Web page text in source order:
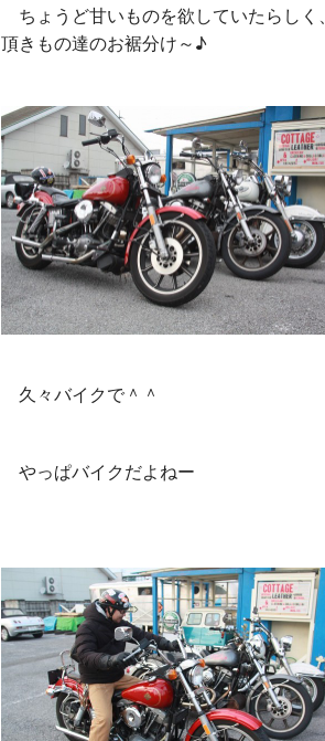
ちょうど甘いものを欲していたらしく、
頂きもの達のお裾分け～♪
久々バイクで＾＾
やっぱバイクだよねー